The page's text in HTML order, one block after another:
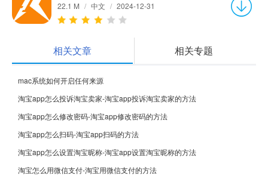
22.1 M / 中文 / 2024-12-31
相关文章 相关专题
mac系统如何开启任何来源
淘宝app怎么投诉淘宝卖家-淘宝app投诉淘宝卖家的方法
淘宝app怎么修改密码-淘宝app修改密码的方法
淘宝app怎么扫码-淘宝app扫码的方法
淘宝app怎么设置淘宝昵称-淘宝app设置淘宝昵称的方法
淘宝怎么用微信支付-淘宝用微信支付的方法